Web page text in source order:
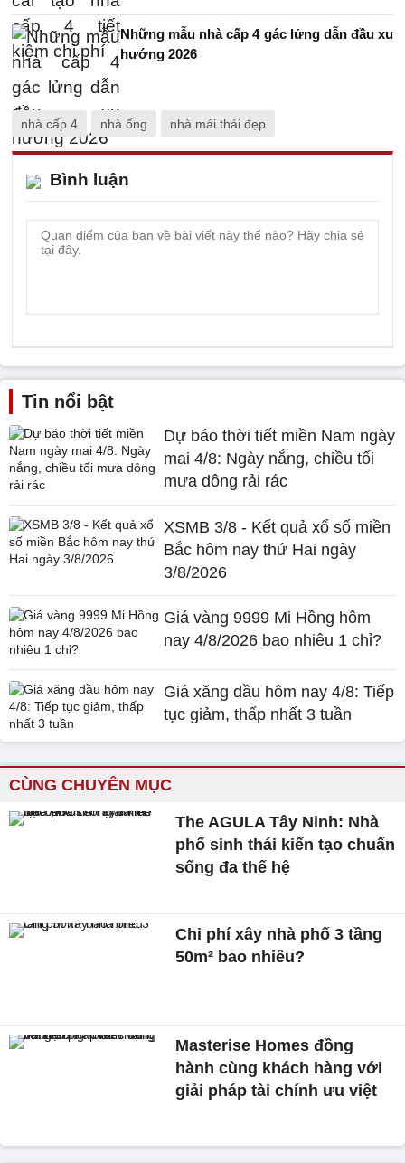
Những mẫu nhà cấp 4 gác lửng dẫn đầu xu
hướng 2026
nhà cấp 4 nhà ống nhà mái thái đẹp
Bình luận
Tin nổi bật
Dự báo thời tiết miền Nam ngày
mai 4/8: Ngày nắng, chiều tối
mưa dông rải rác
XSMB 3/8 - Kết quả xổ số miền
Bắc hôm nay thứ Hai ngày
3/8/2026
Giá vàng 9999 Mi Hồng hôm
nay 4/8/2026 bao nhiêu 1 chỉ?
Giá xăng dầu hôm nay 4/8: Tiếp
tục giảm, thấp nhất 3 tuần
CÙNG CHUYÊN MỤC
The AGULA Tây Ninh: Nhà
phố sinh thái kiến tạo chuẩn
sống đa thế hệ
Chi phí xây nhà phố 3 tầng
50m² bao nhiêu?
Masterise Homes đồng
hành cùng khách hàng với
giải pháp tài chính ưu việt